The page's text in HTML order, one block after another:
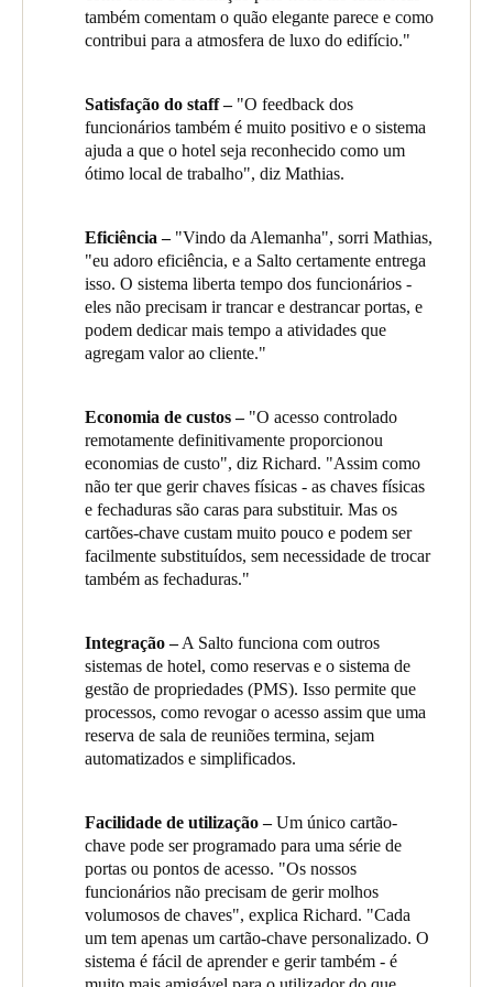
Guardar nova seleção como predefinição
Modernizar as operações e a gestão do hotel Oakwood Premier
e oferecer serviços inigualáveis aos hóspedes, incorporando o
conveniente e seguro para hóspedes, funcionários e visitantes,
desde os quartos dos hóspedes até às áreas de serviço.
e pontos de acesso ao longo dos 42 andares do edifício,
incluindo quartos e apartamentos, elevadores, salas de reuniões,
Mathias Waas, Diretor Geral do Oakwood Premier, explica: "O
sistema Salto realmente melhora a experiência dos hóspedes. Os
hóspedes chegam ao nosso bonito e bem desenhado lobby para
uma calorosa receção da nossa equipa, e rapidamente e
"Esse único cartão-chave dá-lhes acesso ao elevador até ao seu
andar, ao seu quarto ou apartamento, às instalações partilhadas
como o ginásio e o espaço de coworking na área empresarial.
Quando utilizam uma área reservável, como uma sala de
reuniões, o seu cartão é programado para lhes dar acesso pelo
tempo que reservaram."
Salto também ajuda na gestão das áreas de serviço: "Os
funcionários têm cada um o seu próprio cartão-chave para
aceder apenas às áreas de que necessitam. Podemos agrupá-los
por função - assim, por exemplo, o pessoal da cozinha, mas não
o pessoal do escritório, pode aceder à cozinha, e a equipa de
limpeza pode aceder aos quartos e apartamentos."
Richard continua: "Gerimos tudo a partir de um ponto central -
para os funcionários. Posso dar acesso a empreiteiros a áreas
específicas se for necessário realizar trabalhos e revogá-lo
instantaneamente quando o trabalho estiver concluído."
"Podemos bloquear e desbloquear portas remotamente, sem que
um membro da equipa precise estar fisicamente presente. Até
proporcionando um serviço rápido e eficiente para os nossos
hóspedes e funcionários."
“Existe também uma função de auditoria, o que significa que
podemos verificar facilmente quando diferentes áreas foram
acedidas, por funcionários ou por hóspedes. Isso é de grande
ajuda na manutenção da segurança, e pode ser feito a partir de
um único ecrã.”
também comentam o quão elegante parece e como
contribui para a atmosfera de luxo do edifício."
Satisfação do staff – "O feedback dos
funcionários também é muito positivo e o sistema
ajuda a que o hotel seja reconhecido como um
ótimo local de trabalho", diz Mathias.
Eficiência –"Vindo da Alemanha", sorri Mathias,
"eu adoro eficiência, e a Salto certamente entrega
isso. O sistema liberta tempo dos funcionários -
eles não precisam ir trancar e destrancar portas, e
podem dedicar mais tempo a atividades que
agregam valor ao cliente."
Economia de custos –"O acesso controlado
remotamente definitivamente proporcionou
economias de custo", diz Richard. "Assim como
não ter que gerir chaves físicas - as chaves físicas
e fechaduras são caras para substituir. Mas os
cartões-chave custam muito pouco e podem ser
facilmente substituídos, sem necessidade de trocar
também as fechaduras."
Integração –A Salto funciona com outros
sistemas de hotel, como reservas e o sistema de
gestão de propriedades (PMS). Isso permite que
processos, como revogar o acesso assim que uma
reserva de sala de reuniões termina, sejam
automatizados e simplificados.
Facilidade de utilização –Um único cartão-
chave pode ser programado para uma série de
portas ou pontos de acesso. "Os nossos
funcionários não precisam de gerir molhos
volumosos de chaves", explica Richard. "Cada
um tem apenas um cartão-chave personalizado. O
sistema é fácil de aprender e gerir também - é